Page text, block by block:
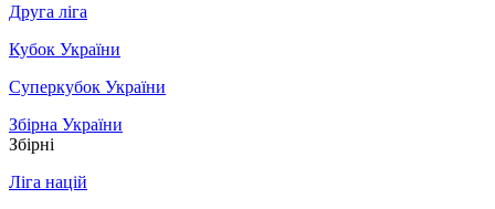
Друга ліга
Кубок України
Суперкубок України
Збірна України
Збірні
Ліга націй